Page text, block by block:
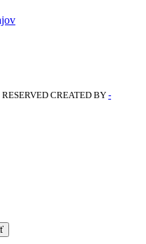
CREATED BY -